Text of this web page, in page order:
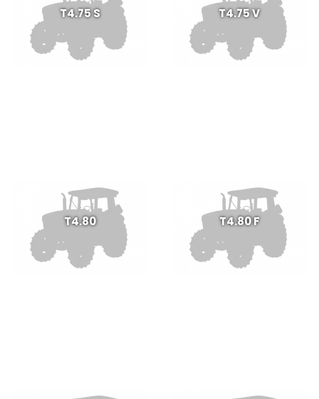
T4.75 S T4.75 V
T4.80 T4.80 F